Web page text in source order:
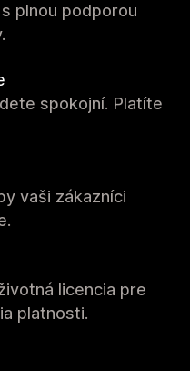
plnou podporou
spokojní. Platíte
vaši zákazníci
licencia pre
platnosti.